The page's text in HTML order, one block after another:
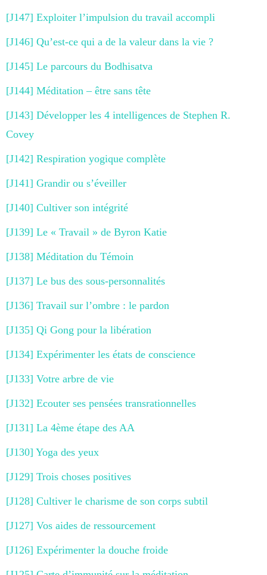
[J147] Exploiter l’impulsion du travail accompli
[J146] Qu’est-ce qui a de la valeur dans la vie ?
[J145] Le parcours du Bodhisatva
[J144] Méditation – être sans tête
[J143] Développer les 4 intelligences de Stephen R.
Covey
[J142] Respiration yogique complète
[J141] Grandir ou s’éveiller
[J140] Cultiver son intégrité
[J139] Le « Travail » de Byron Katie
[J138] Méditation du Témoin
[J137] Le bus des sous-personnalités
[J136] Travail sur l’ombre : le pardon
[J135] Qi Gong pour la libération
[J134] Expérimenter les états de conscience
[J133] Votre arbre de vie
[J132] Ecouter ses pensées transrationnelles
[J131] La 4ème étape des AA
[J130] Yoga des yeux
[J129] Trois choses positives
[J128] Cultiver le charisme de son corps subtil
[J127] Vos aides de ressourcement
[J126] Expérimenter la douche froide